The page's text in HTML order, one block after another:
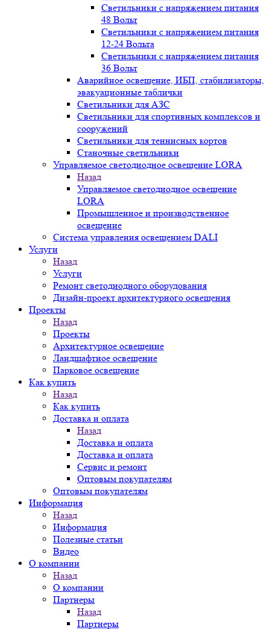
Светильники с напряжением питания
48 Вольт
Светильники с напряжением питания
12-24 Вольта
Светильники с напряжением питания
36 Вольт
Аварийное освещение, ИБП, стабилизаторы,
эвакуационные таблички
Светильники для АЗС
Светильники для спортивных комплексов и
сооружений
Светильники для теннисных кортов
Станочные светильники
Управляемое светодиодное освещение LORA
Назад
Управляемое светодиодное освещение
LORA
Промышленное и производственное
освещение
Система управления освещением DALI
Услуги
Назад
Услуги
Ремонт светодиодного оборудования
Дизайн-проект архитектурного освещения
Проекты
Назад
Проекты
Архитектурное освещение
Ландшафтное освещение
Парковое освещение
Как купить
Назад
Как купить
Доставка и оплата
Назад
Доставка и оплата
Доставка и оплата
Сервис и ремонт
Оптовым покупателям
Оптовым покупателям
Информация
Назад
Информация
Полезные статьи
Видео
О компании
Назад
О компании
Партнеры
Назад
Партнеры